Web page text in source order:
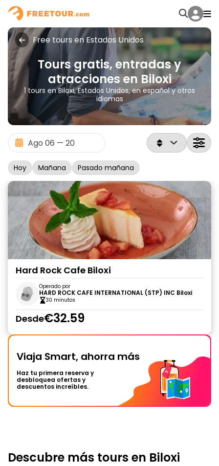
Free tours en Estados Unidos
Tours gratis, entradas y
atracciones en Biloxi
1 tours en Biloxi, Estados Unidos, en español y otros
idiomas
Hoy Mañana Pasado mañana
Hard Rock Cafe Biloxi
Operado por
HARD ROCK CAFE INTERNATIONAL (STP) INC Biloxi
30 minutos
Desde€32.59
Viaja Smart, ahorra más
Haz tu primera reserva y
desbloquea ofertas y
descuentos increíbles.
Descubre más tours en Biloxi